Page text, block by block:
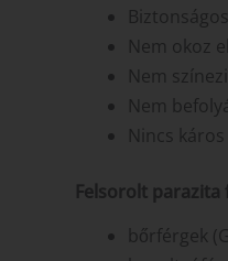
Nem okoz
Nem
Nem
Nincs
Felsorolt
bőrférgek